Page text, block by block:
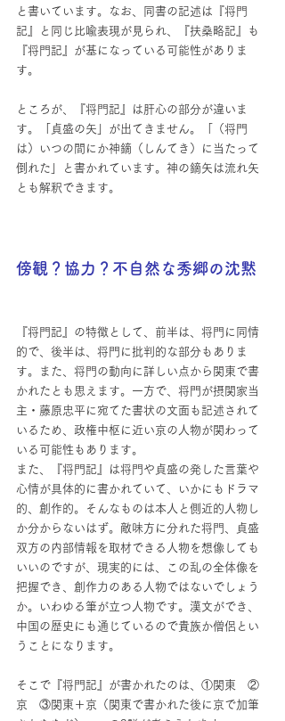
と書いています。なお、同書の記述は『将門
記』と同じ比喩表現が見られ、『扶桑略記』も
『将門記』が基になっている可能性がありま
す。
ところが、『将門記』は肝心の部分が違いま
す。「貞盛の矢」が出てきません。「（将門
は）いつの間にか神鏑（しんてき）に当たって
倒れた」と書かれています。神の鏑矢は流れ矢
とも解釈できます。
傍観？協力？不自然な秀郷の沈黙
『将門記』の特徴として、前半は、将門に同情
的で、後半は、将門に批判的な部分もありま
す。また、将門の動向に詳しい点から関東で書
かれたとも思えます。一方で、将門が摂関家当
主・藤原忠平に宛てた書状の文面も記述されて
いるため、政権中枢に近い京の人物が関わって
いる可能性もあります。
また、『将門記』は将門や貞盛の発した言葉や
心情が具体的に書かれていて、いかにもドラマ
的、創作的。そんなものは本人と側近的人物し
か分からないはず。敵味方に分れた将門、貞盛
双方の内部情報を取材できる人物を想像しても
いいのですが、現実的には、この乱の全体像を
把握でき、創作力のある人物ではないでしょう
か。いわゆる筆が立つ人物です。漢文ができ、
中国の歴史にも通じているので貴族か僧侶とい
うことになります。
そこで『将門記』が書かれたのは、①関東　②
京　③関東＋京（関東で書かれた後に京で加筆